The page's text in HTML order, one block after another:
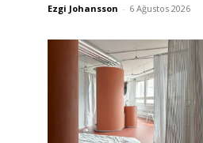
Ezgi Johansson - 6 Ağustos 2026